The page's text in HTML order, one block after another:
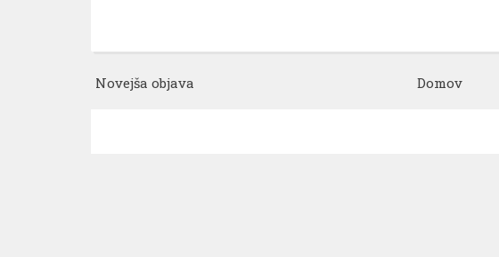
Novejša objava Domov